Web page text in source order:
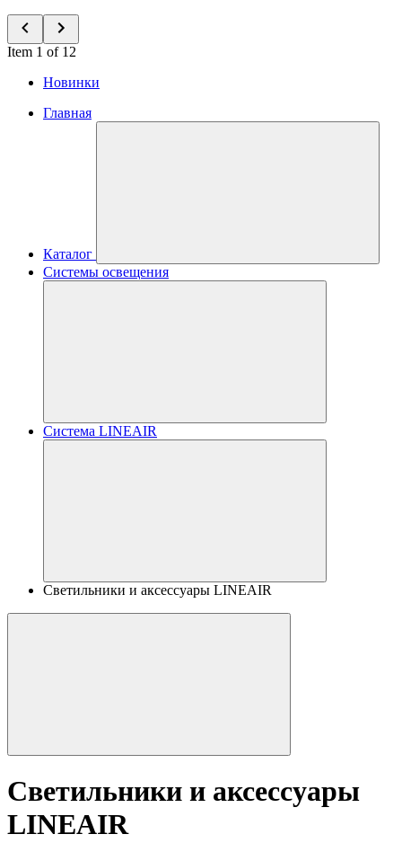
Item 1 of 12
Новинки
Главная
Каталог
Системы освещения
Система LINEAIR
Светильники и аксессуары LINEAIR
Светильники и аксессуары
LINEAIR